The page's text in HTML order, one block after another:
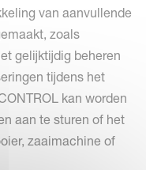
van aanvullende
zoals
gelijktijdig beheren
tijdens het
kan worden
aan te sturen of het
zaaimachine of